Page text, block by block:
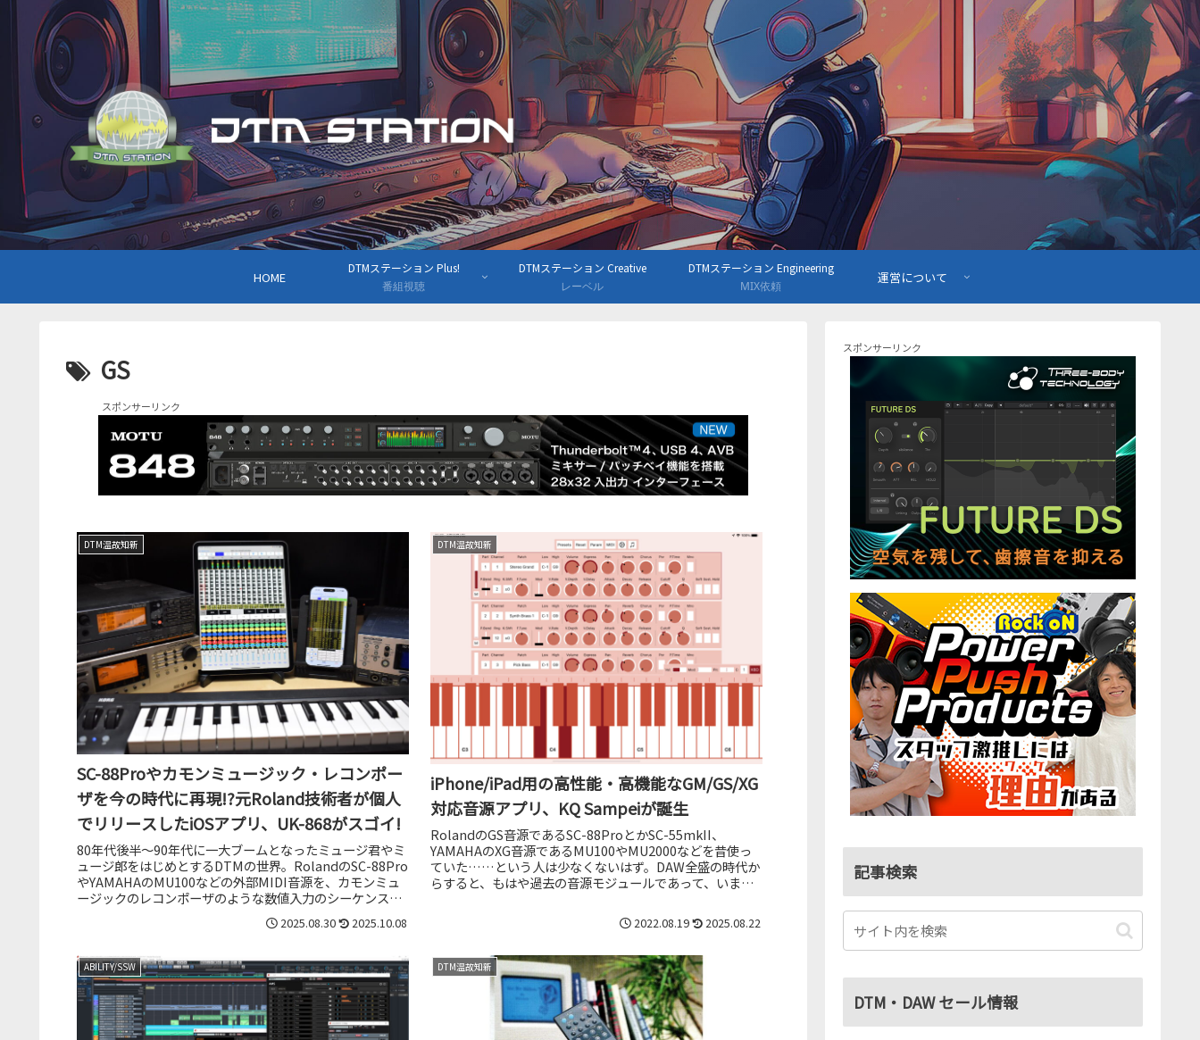
HOME
DTMステーション Plus!
番組視聴
DTMステーション Creative
レーベル
DTMステーション Engineering
MIX依頼
運営について
GS
スポンサーリンク
DTM温故知新
SC-88Proやカモンミュージック・レコンポー
ザを今の時代に再現!?元Roland技術者が個人
でリリースしたiOSアプリ、UK-868がスゴイ!
80年代後半～90年代に一大ブームとなったミュージ君やミ
ュージ郎をはじめとするDTMの世界。RolandのSC-88Pro
やYAMAHAのMU100などの外部MIDI音源を、カモンミュ
ージックのレコンポーザのような数値入力のシーケンスソ
2025.08.30 2025.10.08
DTM温故知新
iPhone/iPad用の高性能・高機能なGM/GS/XG
対応音源アプリ、KQ Sampeiが誕生
RolandのGS音源であるSC-88ProとかSC-55mkII、
YAMAHAのXG音源であるMU100やMU2000などを昔使っ
ていた……という人は少なくないはず。DAW全盛の時代か
らすると、もはや過去の音源モジュールであって、いまさ
2022.08.19 2025.08.22
ABILITY/SSW DTM温故知新
スポンサーリンク
記事検索
DTM・DAW セール情報